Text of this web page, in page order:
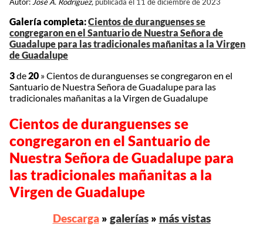
Galería completa:Cientos de duranguenses se
congregaron en el Santuario de Nuestra Señora de
Guadalupe para las tradicionales mañanitas a la Virgen
de Guadalupe
3de20 »Cientos de duranguenses se congregaron en el
Santuario de Nuestra Señora de Guadalupe para las
tradicionales mañanitas a la Virgen de Guadalupe
Cientos de duranguenses se
congregaron en el Santuario de
Nuestra Señora de Guadalupe para
las tradicionales mañanitas a la
Virgen de Guadalupe
Descarga» galerías» más vistas